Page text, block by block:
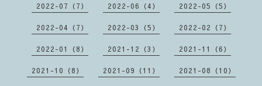
2022-07（7） 2022-06（4） 2022-05（5）
2022-04（7） 2022-03（5） 2022-02（7）
2022-01（8） 2021-12（3） 2021-11（6）
2021-10（8） 2021-09（11） 2021-08（10）